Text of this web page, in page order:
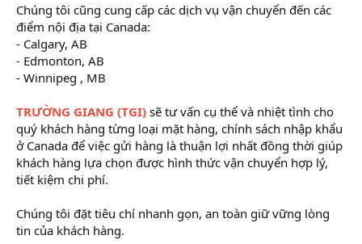
Chúng tôi cũng cung cấp các dịch vụ vận chuyển đến các
điểm nội địa tại Canada:
- Calgary, AB
- Edmonton, AB
- Winnipeg , MB
TRƯỜNG GIANG (TGI) sẽ tư vấn cụ thể và nhiệt tình cho
quý khách hàng từng loại mặt hàng, chính sách nhập khẩu
ở Canada để việc gửi hàng là thuận lợi nhất đồng thời giúp
khách hàng lựa chọn được hình thức vận chuyển hợp lý,
tiết kiệm chi phí.
Chúng tôi đặt tiêu chí nhanh gọn, an toàn giữ vững lòng
tin của khách hàng.